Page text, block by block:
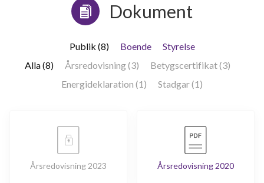
Dokument
Publik (8) Boende
Styrelse
Alla (8)
Årsredovisning (3)
Betygscertifikat (3)
Energideklaration (1)
Stadgar (1)
Årsredovisning 2023 Årsredovisning 2020